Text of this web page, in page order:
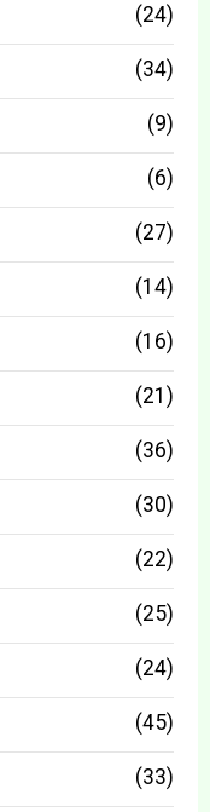
(24)
(34)
(9)
(6)
(27)
(14)
(16)
(21)
(36)
(30)
(22)
(25)
(24)
(45)
(33)